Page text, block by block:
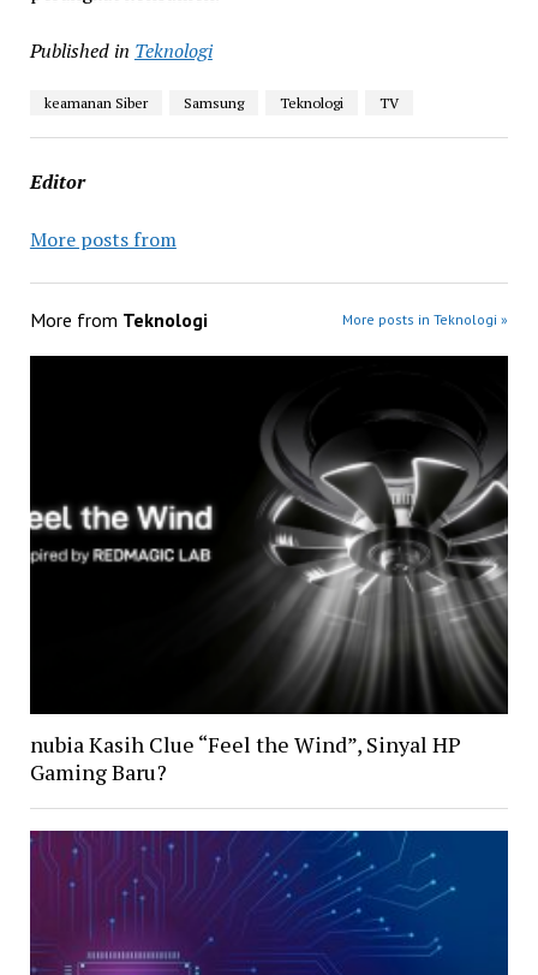
Published in Teknologi
keamanan Siber Samsung Teknologi TV
Editor
More posts from
More from Teknologi More posts in Teknologi »
nubia Kasih Clue “Feel the Wind”, Sinyal HP
Gaming Baru?